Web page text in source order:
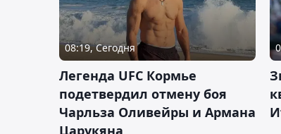
08:19, Сегодня
Легенда UFC Кормье
подетвердил отмену боя
Чарльза Оливейры и Армана